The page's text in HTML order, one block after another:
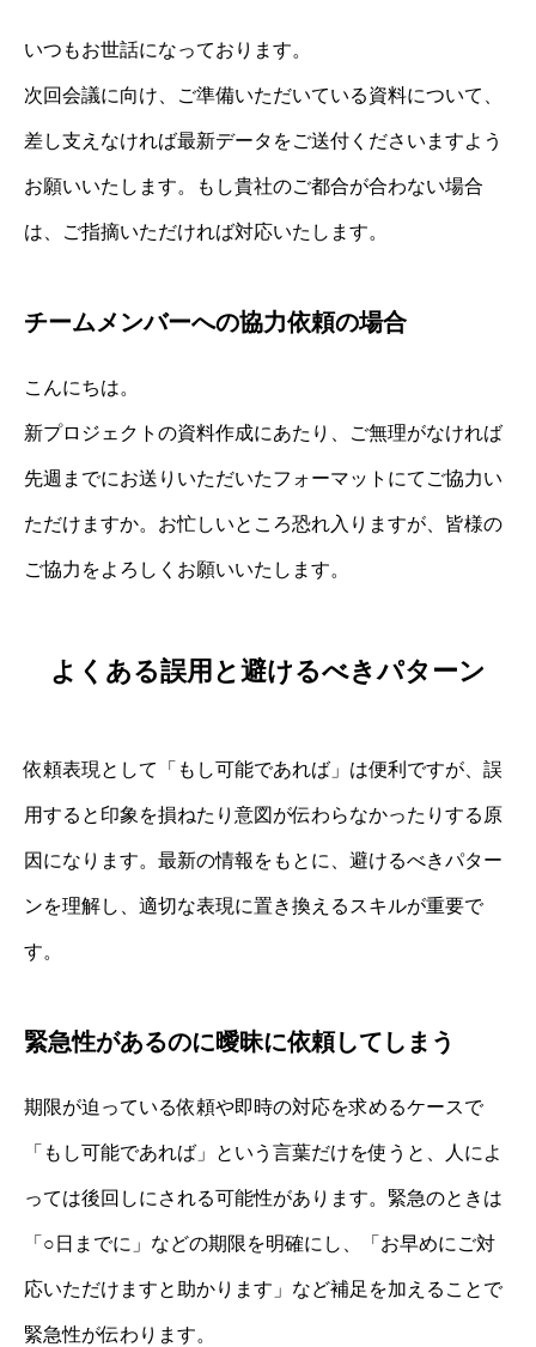
いつもお世話になっております。
次回会議に向け、ご準備いただいている資料について、
差し支えなければ最新データをご送付くださいますよう
お願いいたします。もし貴社のご都合が合わない場合
は、ご指摘いただければ対応いたします。
チームメンバーへの協力依頼の場合
こんにちは。
新プロジェクトの資料作成にあたり、ご無理がなければ
先週までにお送りいただいたフォーマットにてご協力い
ただけますか。お忙しいところ恐れ入りますが、皆様の
ご協力をよろしくお願いいたします。
よくある誤用と避けるべきパターン
依頼表現として「もし可能であれば」は便利ですが、誤
用すると印象を損ねたり意図が伝わらなかったりする原
因になります。最新の情報をもとに、避けるべきパター
ンを理解し、適切な表現に置き換えるスキルが重要で
す。
緊急性があるのに曖昧に依頼してしまう
期限が迫っている依頼や即時の対応を求めるケースで
「もし可能であれば」という言葉だけを使うと、人によ
っては後回しにされる可能性があります。緊急のときは
「○日までに」などの期限を明確にし、「お早めにご対
応いただけますと助かります」など補足を加えることで
緊急性が伝わります。